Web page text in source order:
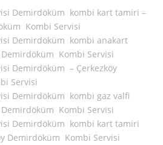
Demirdöküm kombi kart tamiri –
Kombi Servisi
Demirdöküm kombi anakart
Kombi Servisi
Demirdöküm – Çerkezköy
Servisi
Demirdöküm kombi gaz valfi
Kombi Servisi
Demirdöküm kombi kart tamiri
Demirdöküm Kombi Servisi